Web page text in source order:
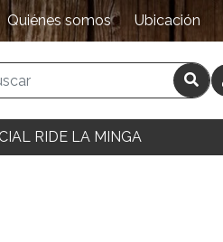
Quiénes somos Ubicación
RIDE LA MINGA